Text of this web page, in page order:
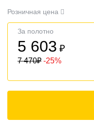
Розничная цена
За полотно
5 603 ₽
7 470₽ -25%